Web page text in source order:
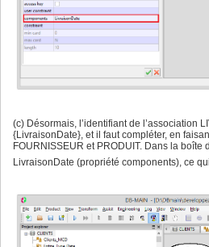
(c) Désormais, l’identifiant de l’association
{LivraisonDate}, et il faut compléter, en
FOURNISSEUR et PRODUIT. Dans la boîte
LivraisonDate (propriété components), ce